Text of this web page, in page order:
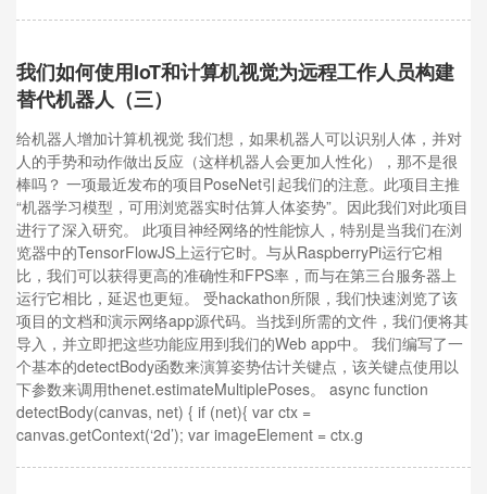
我们如何使用IoT和计算机视觉为远程工作人员构建
替代机器人（三）
给机器人增加计算机视觉 我们想，如果机器人可以识别人体，并对
人的手势和动作做出反应（这样机器人会更加人性化），那不是很
棒吗？ 一项最近发布的项目PoseNet引起我们的注意。此项目主推
“机器学习模型，可用浏览器实时估算人体姿势”。因此我们对此项目
进行了深入研究。 此项目神经网络的性能惊人，特别是当我们在浏
览器中的TensorFlowJS上运行它时。与从RaspberryPi运行它相
比，我们可以获得更高的准确性和FPS率，而与在第三台服务器上
运行它相比，延迟也更短。 受hackathon所限，我们快速浏览了该
项目的文档和演示网络app源代码。当找到所需的文件，我们便将其
导入，并立即把这些功能应用到我们的Web app中。 我们编写了一
个基本的detectBody函数来演算姿势估计关键点，该关键点使用以
下参数来调用thenet.estimateMultiplePoses。 async function
detectBody(canvas, net) { if (net){ var ctx =
canvas.getContext(‘2d’); var imageElement = ctx.g